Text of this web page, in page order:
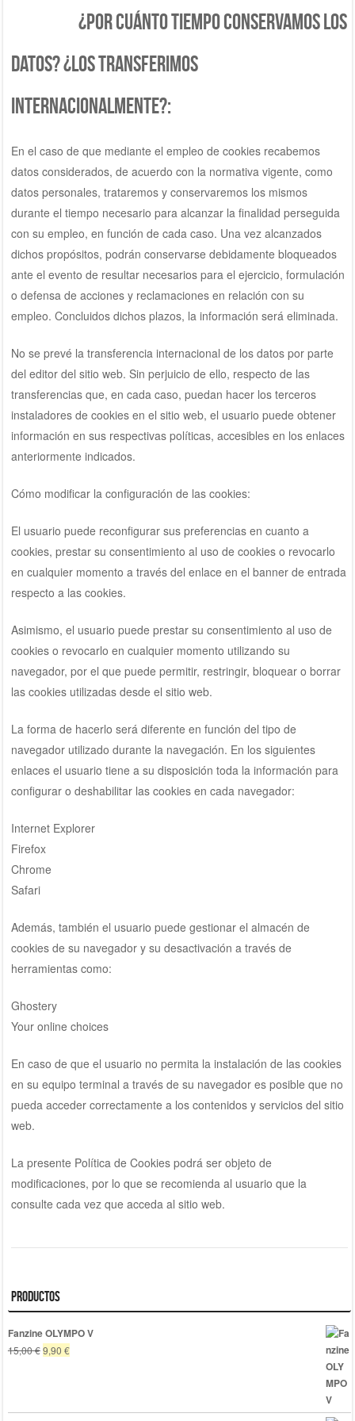
¿Por cuánto tiempo conservamos los
datos? ¿Los transferimos
internacionalmente?:
En el caso de que mediante el empleo de cookies recabemos
datos considerados, de acuerdo con la normativa vigente, como
datos personales, trataremos y conservaremos los mismos
durante el tiempo necesario para alcanzar la finalidad perseguida
con su empleo, en función de cada caso. Una vez alcanzados
dichos propósitos, podrán conservarse debidamente bloqueados
ante el evento de resultar necesarios para el ejercicio, formulación
o defensa de acciones y reclamaciones en relación con su
empleo. Concluidos dichos plazos, la información será eliminada.
No se prevé la transferencia internacional de los datos por parte
del editor del sitio web. Sin perjuicio de ello, respecto de las
transferencias que, en cada caso, puedan hacer los terceros
instaladores de cookies en el sitio web, el usuario puede obtener
información en sus respectivas políticas, accesibles en los enlaces
anteriormente indicados.
Cómo modificar la configuración de las cookies:
El usuario puede reconfigurar sus preferencias en cuanto a
cookies, prestar su consentimiento al uso de cookies o revocarlo
en cualquier momento a través del enlace en el banner de entrada
respecto a las cookies.
Asimismo, el usuario puede prestar su consentimiento al uso de
cookies o revocarlo en cualquier momento utilizando su
navegador, por el que puede permitir, restringir, bloquear o borrar
las cookies utilizadas desde el sitio web.
La forma de hacerlo será diferente en función del tipo de
navegador utilizado durante la navegación. En los siguientes
enlaces el usuario tiene a su disposición toda la información para
configurar o deshabilitar las cookies en cada navegador:
Internet Explorer
Firefox
Chrome
Safari
Además, también el usuario puede gestionar el almacén de
cookies de su navegador y su desactivación a través de
herramientas como:
Ghostery
Your online choices
En caso de que el usuario no permita la instalación de las cookies
en su equipo terminal a través de su navegador es posible que no
pueda acceder correctamente a los contenidos y servicios del sitio
web.
La presente Política de Cookies podrá ser objeto de
modificaciones, por lo que se recomienda al usuario que la
consulte cada vez que acceda al sitio web.
Productos
Fanzine OLYMPO V
15,00€El
15,00 €.
9,90 €El
9,90 €.